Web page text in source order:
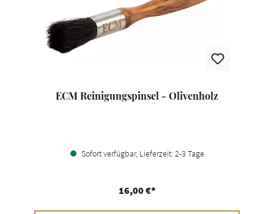
ECM Reinigungspinsel - Olivenholz
Sofort verfügbar, Lieferzeit: 2-3 Tage
16,00 €*